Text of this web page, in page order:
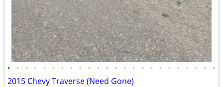
• • • • • • • • • • • • • • • • • • • • • • • •
2015 Chevy Traverse (Need Gone)